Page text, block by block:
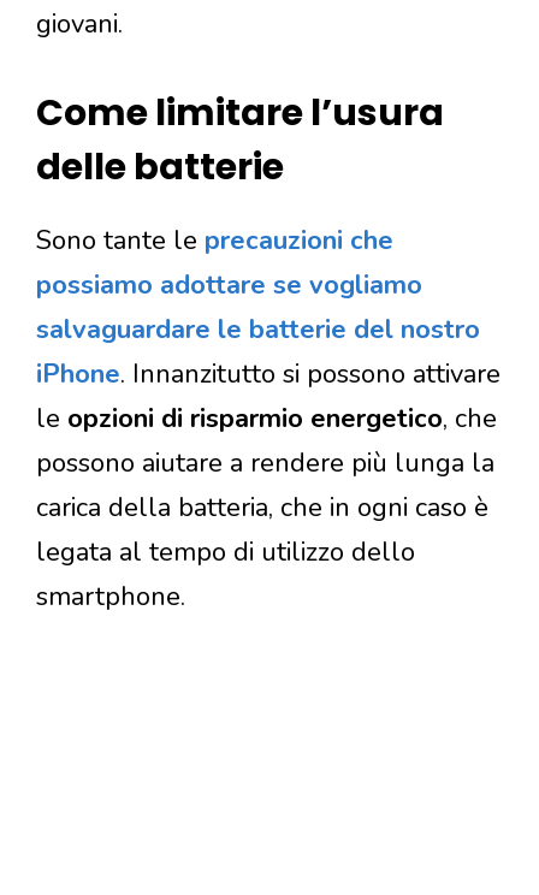
giovani.
Come limitare l’usura
delle batterie
Sono tante le precauzioni che
possiamo adottare se vogliamo
salvaguardare le batterie del nostro
iPhone. Innanzitutto si possono attivare
le opzioni di risparmio energetico, che
possono aiutare a rendere più lunga la
carica della batteria, che in ogni caso è
legata al tempo di utilizzo dello
smartphone.